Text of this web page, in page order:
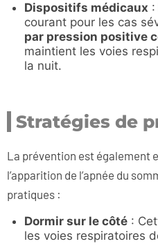
Dispositifs médicaux
courant pour les cas
par pression positive
maintient les voies
la nuit.
Stratégies de
La prévention est également
l’apparition de l’apnée du
pratiques :
Dormir sur le côté :
les voies respiratoires